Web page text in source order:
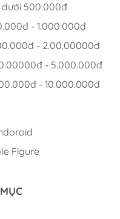
dưới 500.000đ
- 1.000.000đ
- 2.00.00000đ
- 5.000.000đ
- 10.000.000đ
Figure